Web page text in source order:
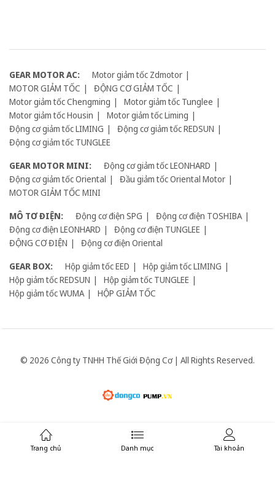
GEAR MOTOR AC:
Motor giảm tốc Zdmotor
MOTOR GIẢM TỐC
ĐỘNG CƠ GIẢM TỐC
Motor giảm tốc Chengming
Motor giảm tốc Tunglee
Motor giảm tốc Housin
Motor giảm tốc Liming
Động cơ giảm tốc LIMING
Động cơ giảm tốc REDSUN
Động cơ giảm tốc TUNGLEE
GEAR MOTOR MINI:
Động cơ giảm tốc LEONHARD
Động cơ giảm tốc Oriental
Đầu giảm tốc Oriental Motor
MOTOR GIẢM TỐC MINI
MÔ TƠ ĐIỆN:
Động cơ điện SPG
Động cơ điện TOSHIBA
Động cơ điện LEONHARD
Động cơ điện TUNGLEE
ĐỘNG CƠ ĐIỆN
Động cơ điện Oriental
GEAR BOX:
Hộp giảm tốc EED
Hộp giảm tốc LIMING
Hộp giảm tốc REDSUN
Hộp giảm tốc TUNGLEE
Hộp giảm tốc WUMA
HỘP GIẢM TỐC
© 2026 Công ty TNHH Thế Giới Động Cơ | All Rights Reserved.
Giữ liên lạc:
Trang chủ Danh mục Tài khoản